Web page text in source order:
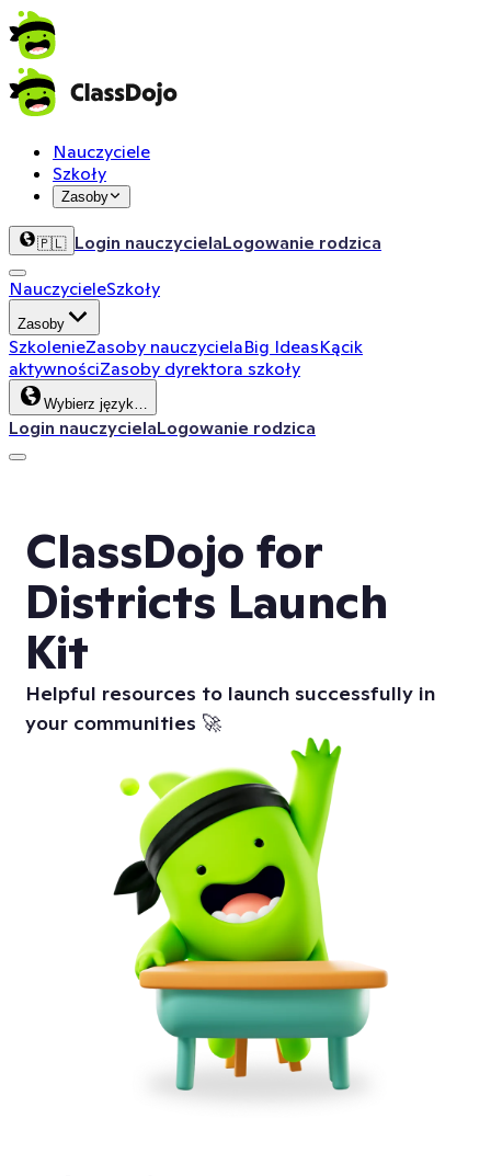
Nauczyciele
Szkoły
Zasoby
🇵🇱 Login nauczycielaLogowanie rodzica
NauczycieleSzkoły
Zasoby
SzkolenieZasoby nauczycielaBig IdeasKącik
aktywnościZasoby dyrektora szkoły
Wybierz język…
Login nauczycielaLogowanie rodzica
ClassDojo for
Districts Launch
Kit
Helpful resources to launch successfully in
your communities 🚀